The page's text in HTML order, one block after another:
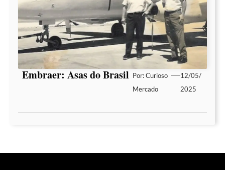
Embraer: Asas do Brasil Por:Curioso
Mercado
12/05/
2025